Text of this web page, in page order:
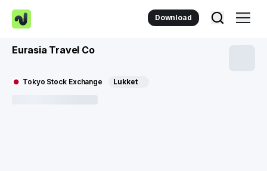
Download
Eurasia Travel Co
Tokyo Stock Exchange Lukket